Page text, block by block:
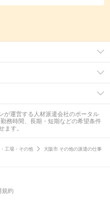
が運営する人材派遣会社のポータル
務時間、長期・短期などの希望条件
す。
工場・その他
大阪市 その他の派遣の仕事
規約